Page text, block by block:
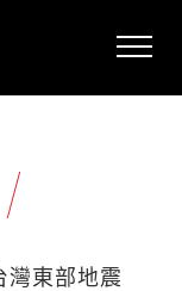
灣東部地震